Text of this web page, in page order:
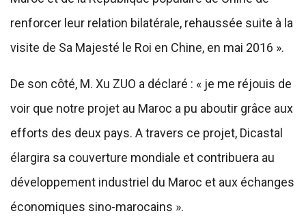
renforcer leur relation bilatérale, rehaussée suite à la
visite de Sa Majesté le Roi en Chine, en mai 2016 ».
De son côté, M. Xu ZUO a déclaré : « je me réjouis de
voir que notre projet au Maroc a pu aboutir grâce aux
efforts des deux pays. A travers ce projet, Dicastal
élargira sa couverture mondiale et contribuera au
développement industriel du Maroc et aux échanges
économiques sino-marocains ».